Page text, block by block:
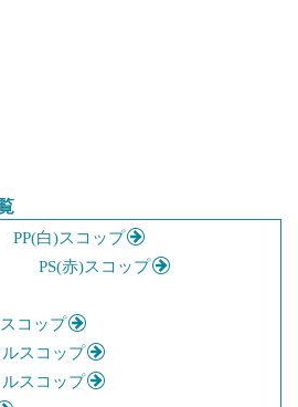
PP(白)スコップ
PS(赤)スコップ
コップ
スコップ
スコップ